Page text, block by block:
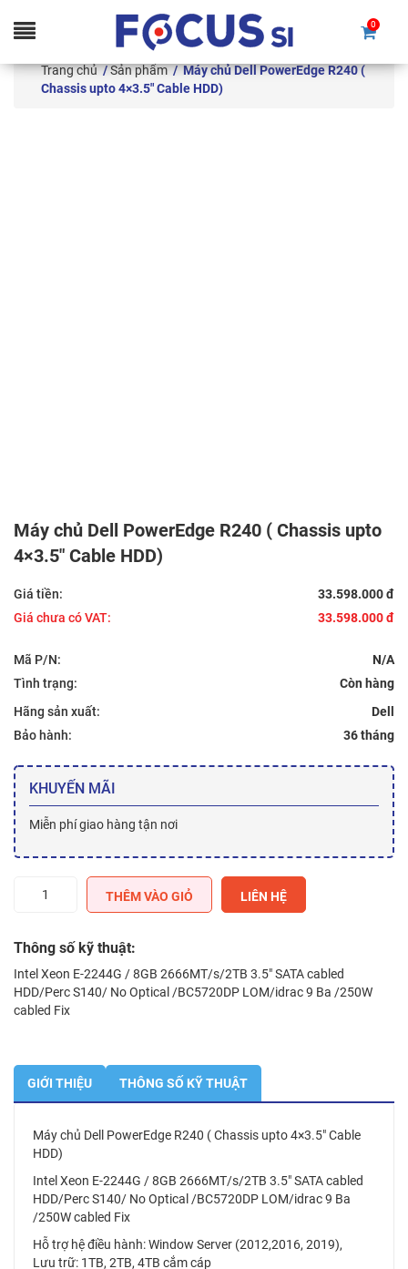
to
content
0
Trang chủ/Sản phẩm/ Máy chủ Dell PowerEdge R240 (
Chassis upto 4×3.5″ Cable HDD)
Máy chủ Dell PowerEdge R240 ( Chassis upto
4×3.5″ Cable HDD)
Giá tiền:
33.598.000 đ
Giá chưa có VAT:
33.598.000 đ
Mã P/N:
N/A
Tình trạng:
Hãng sản xuất:
Dell
Bảo hành:
36 tháng
KHUYẾN MÃI
Miễn phí giao hàng tận nơi
PowerEdge
R240
(
Chassis
upto
HDD)
lượng
THÊM VÀO GIỎ LIÊN HỆ
Thông số kỹ thuật:
Intel Xeon E-2244G / 8GB 2666MT/s/2TB 3.5″ SATA cabled
HDD/Perc S140/ No Optical /BC5720DP LOM/idrac 9 Ba /250W
cabled Fix
GIỚI THIỆU THÔNG SỐ KỸ THUẬT
Máy chủ Dell PowerEdge R240 ( Chassis upto 4×3.5″ Cable
HDD)
Intel Xeon E-2244G / 8GB 2666MT/s/2TB 3.5″ SATA cabled
HDD/Perc S140/ No Optical /BC5720DP LOM/idrac 9 Ba
/250W cabled Fix
Hỗ trợ hệ điều hành: Window Server (2012,2016, 2019),
Lưu trữ: 1TB, 2TB, 4TB cắm cáp